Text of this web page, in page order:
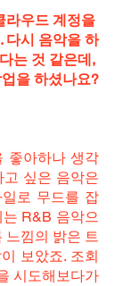
라우드 계정을
다시 음악을 하
는 것 같은데,
을 하셨나요?
좋아하나 생각
싶은 음악은
로 무드를 잡
R&B 음악으
느낌의 밝은 트
보았죠. 조회
시도해보다가